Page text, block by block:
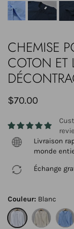
CHEMISE
COTON ET
$70.00
Livraison
monde
Échange
Couleur: Blanc